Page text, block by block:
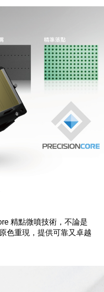
精點微噴技術，不論是
色重現，提供可靠又卓越